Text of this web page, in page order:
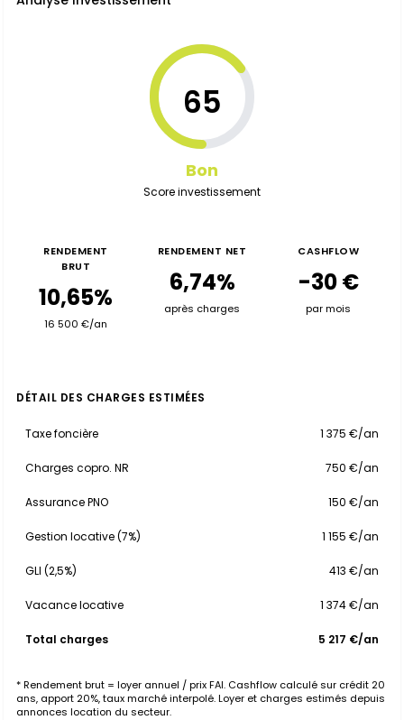
65
Bon
Score investissement
RENDEMENT
BRUT
10,65%
16 500 €/an
RENDEMENT NET
6,74%
après charges
CASHFLOW
-30 €
par mois
DÉTAIL DES CHARGES ESTIMÉES
Taxe foncière 1 375 €/an
Charges copro. NR 750 €/an
Assurance PNO 150 €/an
Gestion locative (7%) 1 155 €/an
GLI (2,5%) 413 €/an
Vacance locative 1 374 €/an
Total charges 5 217 €/an
* Rendement brut = loyer annuel / prix FAI. Cashflow calculé sur crédit 20
ans, apport 20%, taux marché interpolé. Loyer et charges estimés depuis
annonces location du secteur.